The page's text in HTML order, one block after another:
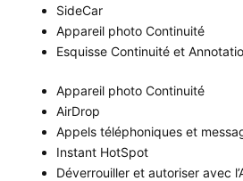
SideCar
Appareil photo Continuité
Esquisse Continuité et
Appareil photo Continuité
AirDrop
Appels téléphoniques et
Instant HotSpot
Déverrouiller et autoriser avec